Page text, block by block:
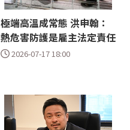
極端高溫成常態 洪申翰：
熱危害防護是雇主法定責任
2026-07-17 18:00